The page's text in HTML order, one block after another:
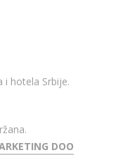
i hotela Srbije.
DOO